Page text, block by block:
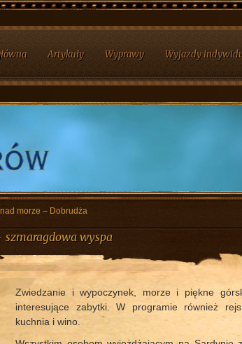
Artykuły Wyprawy Wyjazdy
morze – Dobrudża
szmaragdowa wyspa
Zwiedzanie i wypoczynek, morze i piękne
interesujące zabytki. W programie również
kuchnia i wino.